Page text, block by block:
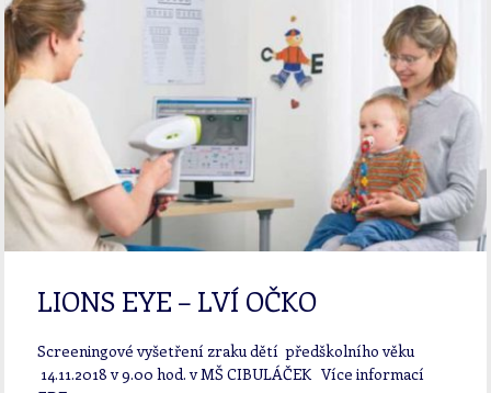
LIONS EYE – LVÍ OČKO
Screeningové vyšetření zraku dětí předškolního věku
14.11.2018 v 9.00 hod. v MŠ CIBULÁČEK Více informací